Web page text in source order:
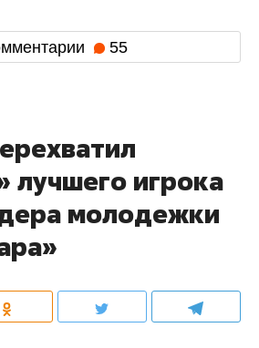
55
лучшего игрока
молодежки